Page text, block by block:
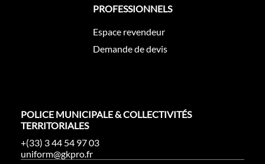
PROFESSIONNELS
Espace revendeur
Demande de devis
POLICE MUNICIPALE & COLLECTIVITÉS
TERRITORIALES
+(33) 3 44 54 97 03
uniform@gkpro.fr